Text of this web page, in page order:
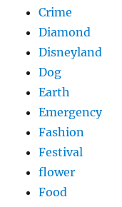
Crime
Diamond
Disneyland
Dog
Earth
Emergency
Fashion
Festival
flower
Food